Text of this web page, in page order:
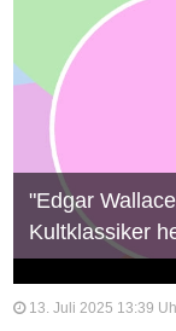
"Edgar
Kultklassiker
13. Juli 2025 13:39